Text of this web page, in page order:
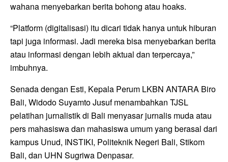
wahana menyebarkan berita bohong atau hoaks.
“Platform (digitalisasi) itu dicari tidak hanya untuk hiburan
tapi juga informasi. Jadi mereka bisa menyebarkan berita
atau informasi dengan lebih aktual dan terpercaya,”
imbuhnya.
Senada dengan Esti, Kepala Perum LKBN ANTARA Biro
Bali, Widodo Suyamto Jusuf menambahkan TJSL
pelatihan jurnalistik di Bali menyasar jurnalis muda atau
pers mahasiswa dan mahasiswa umum yang berasal dari
kampus Unud, INSTIKI, Politeknik Negeri Bali, Stikom
Bali, dan UHN Sugriwa Denpasar.